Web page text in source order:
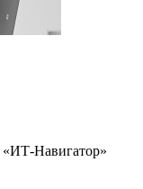
Навигатор»